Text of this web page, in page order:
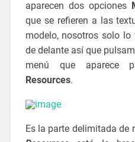
aparecen dos opciones
que se refieren a las
modelo, nosotros solo
de delante así que
menú que aparece
Resources.
Es la parte delimitada de